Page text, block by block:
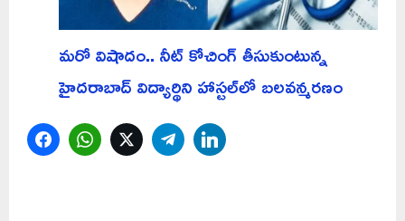
మరో విషాదం.. నీట్ కోచింగ్ తీసుకుంటున్న
హైదరాబాద్ విద్యార్థిని హాస్టల్‌లో బలవన్మరణం
FacebookWhatsAppTwitterTelegram